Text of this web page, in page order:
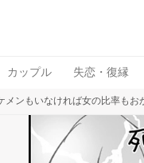
カップル 失恋・復縁
メンもいなければ女の比率もお